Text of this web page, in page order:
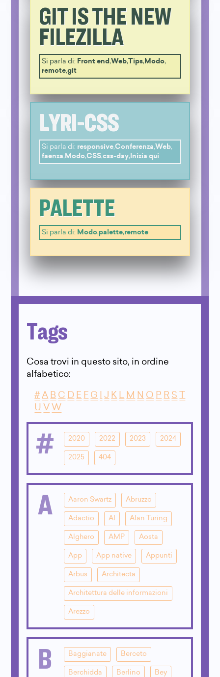
GIT IS THE NEW
FILEZILLA
Si parla di: Front end,Web,Tips,Modo,
remote,git
LYRI-CSS
Si parla di: responsive,Conferenza,Web,
faenza, Modo,CSS,css-day, Inizia qui
PALETTE
Si parla di: Modo,palette,remote
Tags
Cosa trovi in questo sito, in ordine
alfabetico:
# A B C D E F G J K L M N O P R S
U V W
# 2020 2022 2023 2024
2025 404
A Aaron Swartz Abruzzo
Adactio AI Alan Turing
Alghero AMP Aosta
App App native Appunti
Arbus Architecta
Architettura delle informazioni
Arezzo
B Baggianate Berceto
Berchidda Berlino Bey